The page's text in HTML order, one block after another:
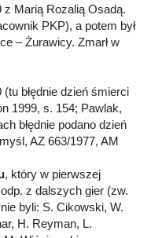
z Marią Rozalią Osadą.
PKP), a potem był
– Żurawicy. Zmarł w
błędnie dzień śmierci
1999, s. 154; Pawlak,
błędnie podano dzień
AZ 663/1977, AM
, który w pierwszej
z dalszych gier (zw.
byli: S. Cikowski, W.
H. Reyman, L.